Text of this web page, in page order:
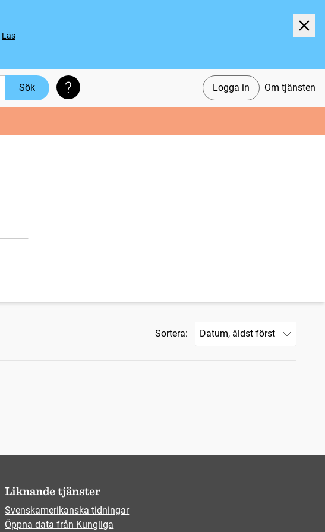
Läs
Logga in Om tjänsten
Sök Söktips
Sortera:
Liknande tjänster
Svenskamerikanska tidningar
Öppna data från Kungliga